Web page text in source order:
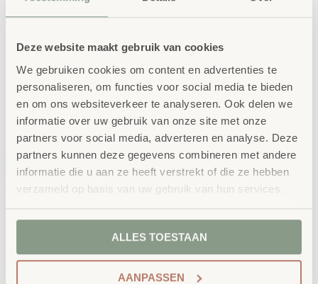
Deze website maakt gebruik van cookies
We gebruiken cookies om content en advertenties te
personaliseren, om functies voor social media te bieden
en om ons websiteverkeer te analyseren. Ook delen we
informatie over uw gebruik van onze site met onze
partners voor social media, adverteren en analyse. Deze
partners kunnen deze gegevens combineren met andere
informatie die u aan ze heeft verstrekt of die ze hebben
verzameld op basis van uw gebruik van hun services.
ALLES TOESTAAN
AANPASSEN
Kwaliteit: al ons school- en
kinderopvangmeubilair is uitvoerig getest en
voldoet aan GS- en TÜV-keuringen
Duurzaamheid: wij werken met circulaire
producten, waaronder onzeOneWood-lijnvan
100% FSC -gecertificeerd Scandinavisch hout.
Daarnaast zelfs voorzien van het
milieukeurmerkEU-Ecolabel.
Extra informatie
SKU 1.001.009